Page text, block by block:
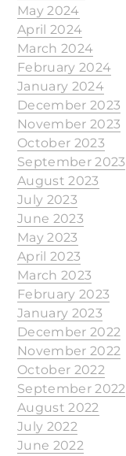
May 2024
April 2024
March 2024
February 2024
January 2024
December 2023
November 2023
October 2023
September 2023
August 2023
July 2023
June 2023
May 2023
April 2023
March 2023
February 2023
January 2023
December 2022
November 2022
October 2022
September 2022
August 2022
July 2022
June 2022